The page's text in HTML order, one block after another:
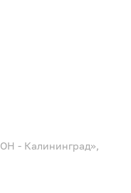
- Калининград»,